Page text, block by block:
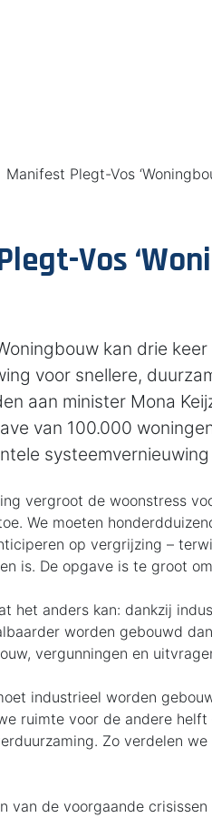
Manifest Plegt-Vos
Vos
kan drie
voor snellere,
aan minister Mona
van 100.000
vergroot de woonstress
We moeten
op vergrijzing –
is. De opgave is te groot
het anders kan: dankzij
worden gebouwd
vergunningen en
industrieel worden
ruimte voor de andere
Zo verdelen
van de voorgaande